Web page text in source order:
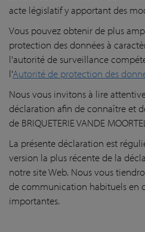
acte législatif y apportant des
Vous pouvez obtenir de plus
protection des données à
l'autorité de surveillance
l'Autorité de protection des
Nous vous invitons à lire
déclaration afin de connaître et
de BRIQUETERIE VANDE
La présente déclaration est
version la plus récente de la
notre site Web. Nous vous
de communication habituels en
importantes.